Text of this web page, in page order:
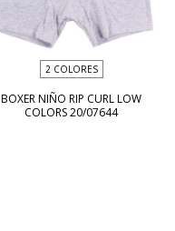
2 COLORES
BOXER NIÑO RIP CURL LOW
COLORS 20/07644